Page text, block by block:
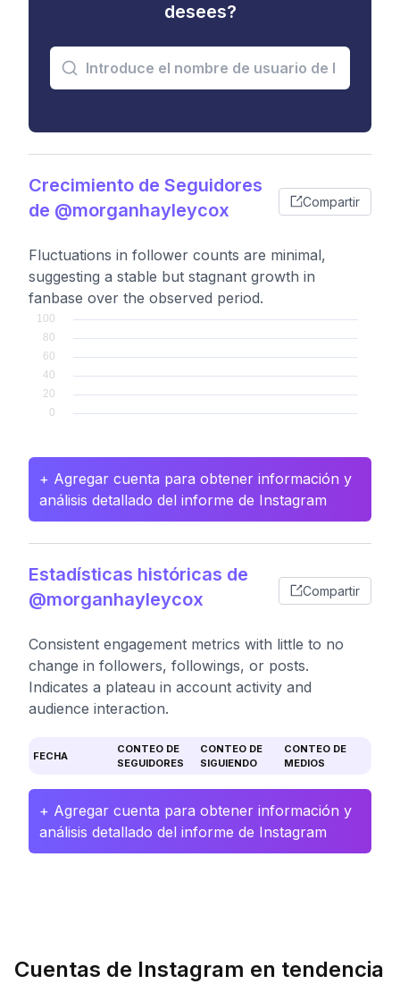
desees?
Crecimiento de Seguidores
de @morganhayleycox
Compartir
Fluctuations in follower counts are minimal,
suggesting a stable but stagnant growth in
fanbase over the observed period.
+ Agregar cuenta para obtener información y
análisis detallado del informe de Instagram
Estadísticas históricas de
@morganhayleycox
Compartir
Consistent engagement metrics with little to no
change in followers, followings, or posts.
Indicates a plateau in account activity and
audience interaction.
FECHA
CONTEO DE
SEGUIDORES
CONTEO DE
SIGUIENDO
CONTEO DE
MEDIOS
+ Agregar cuenta para obtener información y
análisis detallado del informe de Instagram
Cuentas de Instagram en tendencia